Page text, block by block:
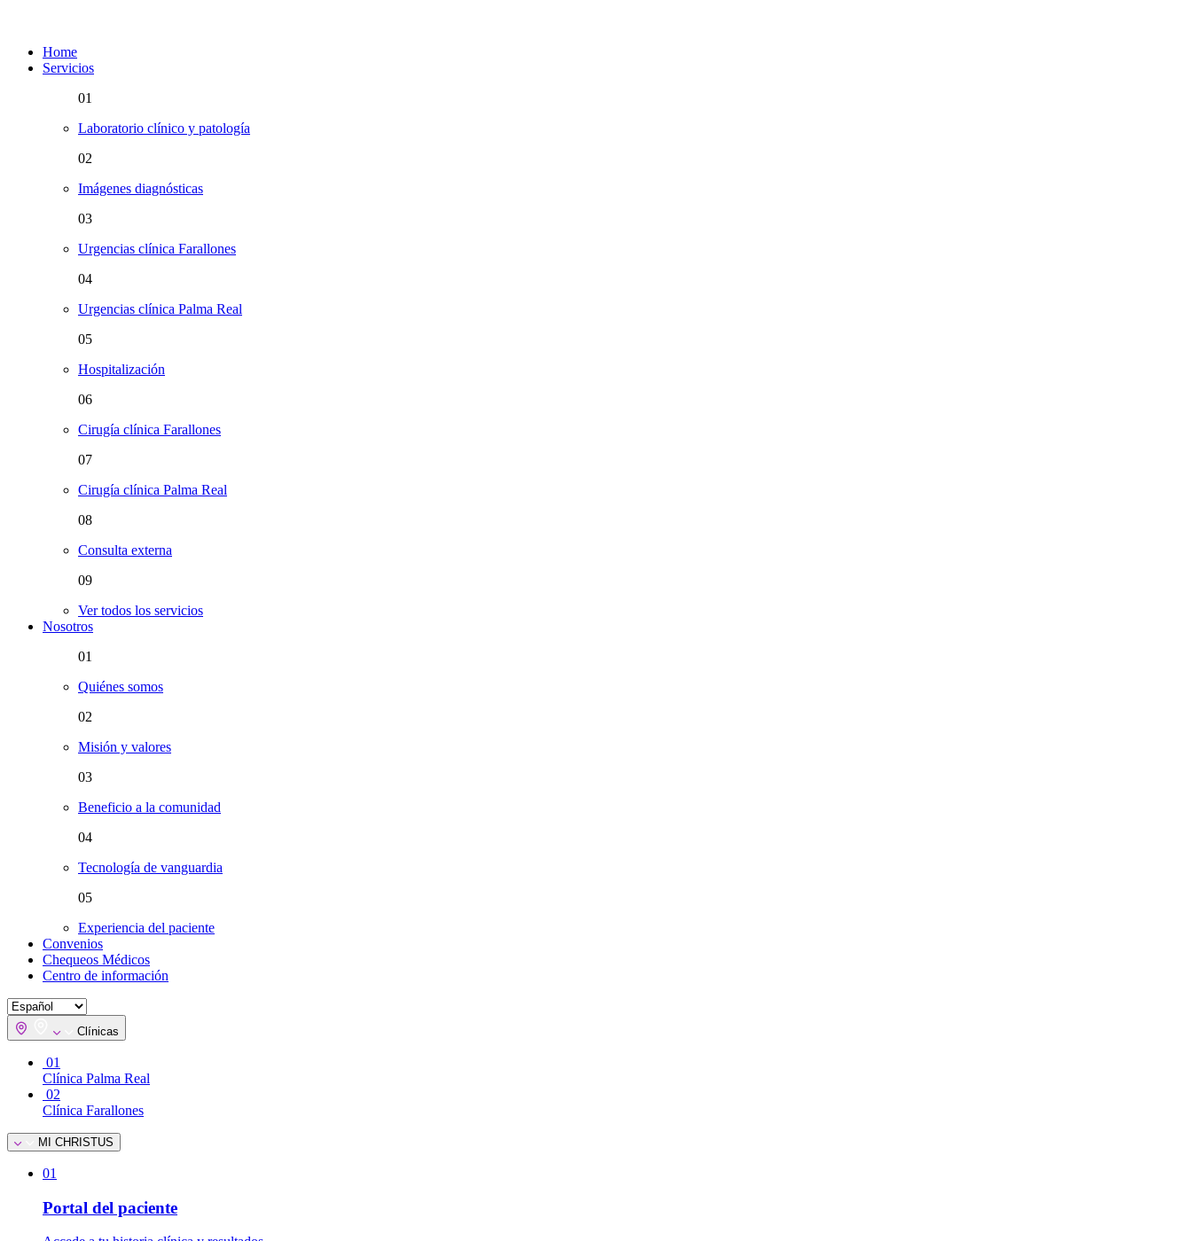
Home
Servicios
01
Laboratorio clínico y patología
02
Imágenes diagnósticas
03
Urgencias clínica Farallones
04
Urgencias clínica Palma Real
05
Hospitalización
06
Cirugía clínica Farallones
07
Cirugía clínica Palma Real
08
Consulta externa
09
Ver todos los servicios
Nosotros
01
Quiénes somos
02
Misión y valores
03
Beneficio a la comunidad
04
Tecnología de vanguardia
05
Experiencia del paciente
Convenios
Chequeos Médicos
Centro de información
Clínicas
01
Clínica Palma Real
02
Clínica Farallones
MI CHRISTUS
01
Portal del paciente